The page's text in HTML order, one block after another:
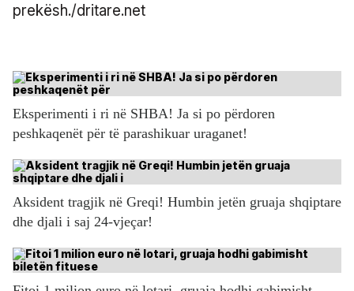
prekësh./dritare.net
Eksperimenti i ri në SHBA! Ja si po përdoren
peshkaqenët për të parashikuar uraganet!
Aksident tragjik në Greqi! Humbin jetën gruaja shqiptare
dhe djali i saj 24-vjeçar!